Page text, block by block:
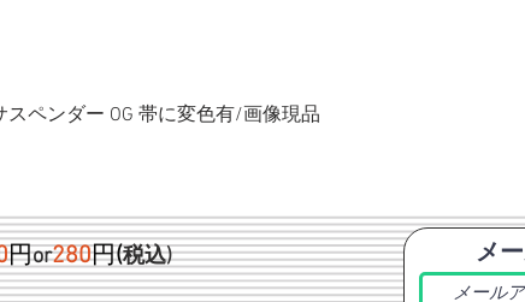
スペンダー OG 帯に変色有/画像現品
円or280円(税込) メ